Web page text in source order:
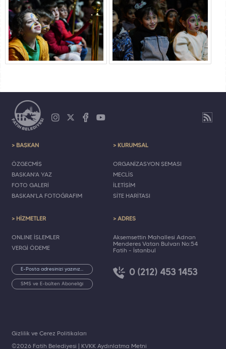
> BAŞKAN
ÖZGEÇMİŞ
BAŞKAN'A YAZ
FOTO GALERİ
BAŞKAN'LA FOTOĞRAFIM
> KURUMSAL
ORGANİZASYON ŞEMASI
MECLİS
İLETİŞİM
SİTE HARİTASI
> HİZMETLER
ONLINE İŞLEMLER
VERGİ ÖDEME
SMS ve E-bülten Aboneliği
> ADRES
Akşemsettin Mahallesi Adnan
Menderes Vatan Bulvarı No:54
Fatih - İstanbul
0 (212) 453 1453
©2026 Fatih Belediyesi | KVKK Aydınlatma Metni
Gizlilik ve Çerez Politikaları